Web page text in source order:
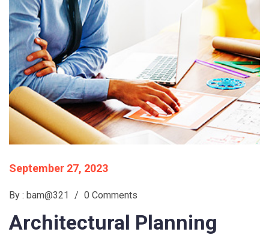
September 27, 2023
By : bam@321 / 0 Comments
Architectural Planning